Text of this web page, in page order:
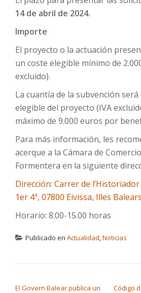
14 de abril de 2024.
Importe
El proyecto o la actuación
un coste elegible mínimo de
excluido).
La cuantía de la subvención será
elegible del proyecto (IVA
máximo de 9.000 euros por
Para más información, les
acerque a la Cámara de
Formentera en la siguiente
Dirección: Carrer de l’Historiador
1er 4ª, 07800 Eivissa, Illes Balears
Horario: 8.00-15.00 horas
Publicado en Actualidad,Noticias
El Govern Balear publica un
Código